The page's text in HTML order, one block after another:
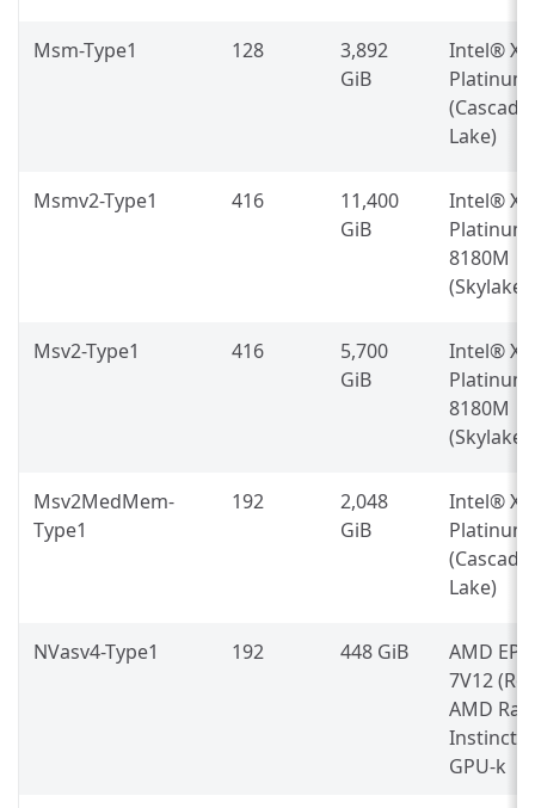
Msm-Type1 128
3,892
GiB
Intel®
Platinum
(Cascade
Lake)
Msmv2-Type1 416
11,400
GiB
Intel®
Platinum
8180M
(Skylake)
Msv2-Type1 416
5,700
GiB
Intel®
Platinum
8180M
(Skylake)
Msv2MedMem-
Type1
192
2,048
GiB
Intel®
Platinum
(Cascade
Lake)
NVasv4-Type1 192 448 GiB
AMD
7V12
AMD
Instinct
GPU-k